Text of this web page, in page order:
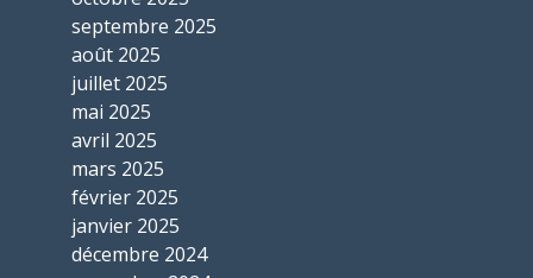
septembre 2025
août 2025
juillet 2025
mai 2025
avril 2025
mars 2025
février 2025
janvier 2025
décembre 2024